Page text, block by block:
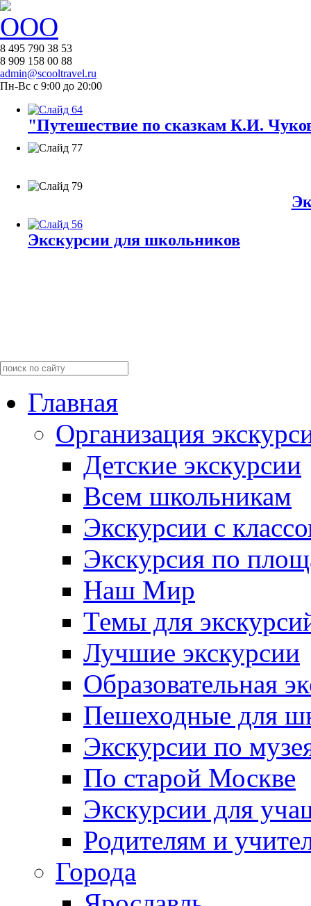
8 495 790 38 53
8 909 158 00 88
admin@scooltravel.ru
Пн-Вс с 9:00 до 20:00
"Путешествие по сказкам К.И.
Экскурсии для школьников
Главная
Организация
Детские экскурсии
Всем школьникам
Экскурсии c
Экскурсия по
Наш Мир
Темы для
Лучшие экскурсии
Образовательная
Пешеходные для
Экскурсии по
По старой Москве
Экскурсии для
Родителям и
Города